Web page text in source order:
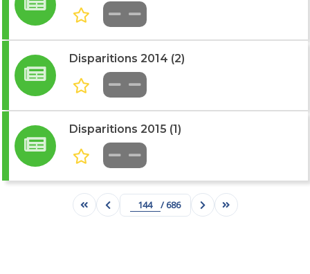
Disparitions 2014 (2)
Disparitions 2015 (1)
/ 686